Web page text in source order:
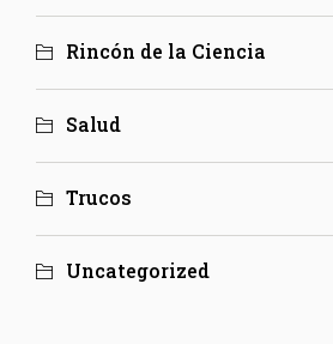
Rincón de la Ciencia
Salud
Trucos
Uncategorized